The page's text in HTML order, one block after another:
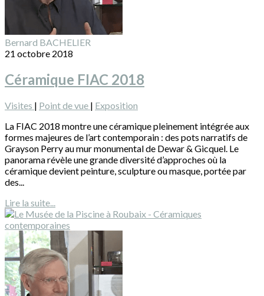
Bernard BACHELIER
21 octobre 2018
Céramique FIAC 2018
Visites | Point de vue | Exposition
La FIAC 2018 montre une céramique pleinement intégrée aux
formes majeures de l’art contemporain : des pots narratifs de
Grayson Perry au mur monumental de Dewar & Gicquel. Le
panorama révèle une grande diversité d’approches où la
céramique devient peinture, sculpture ou masque, portée par
des...
Lire la suite...